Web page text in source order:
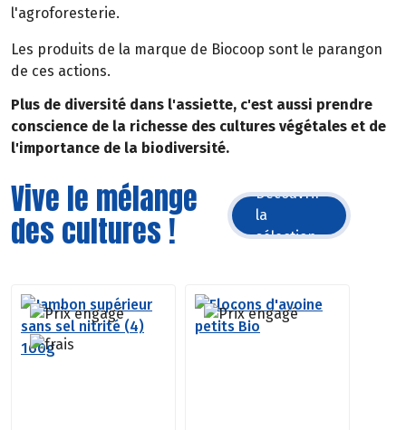
l'agroforesterie.
Les produits de la marque de Biocoop sont le parangon
de ces actions.
Plus de diversité dans l'assiette, c'est aussi prendre
conscience de la richesse des cultures végétales et de
l'importance de la biodiversité.
Vive le mélange
des cultures !
Découvrir
la
sélection